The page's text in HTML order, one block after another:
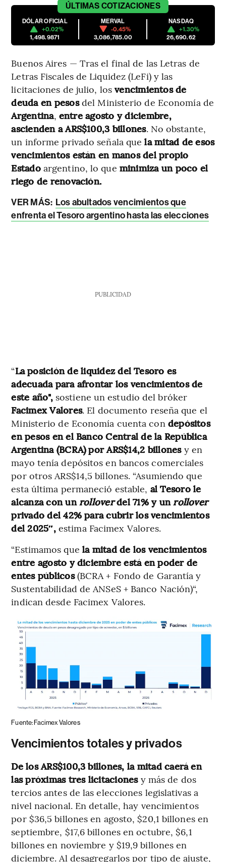
ÚLTIMAS COTIZACIONES
DÓLAR OFICIAL
+0.02%
1,498.9871
MERVAL
-0.45%
3,086,785.00
NASDAQ
+1.30%
26,690.62
Buenos Aires — Tras el final de las Letras de
Letras Fiscales de Liquidez (LeFi) y las
licitaciones de julio, losvencimientos de
deuda en pesosdel Ministerio de Economía de
Argentina, entre agosto y diciembre,
ascienden a ARS$100,3 billones. No obstante,
un informe privado señala quela mitad de esos
vencimientos están en manos del propio
Estadoargentino, lo que minimiza un poco el
riego de renovación.
VER MÁS: Los abultados vencimientos que
enfrenta el Tesoro argentino hasta las elecciones
PUBLICIDAD
“La posición de liquidez del Tesoro es
adecuada para afrontar los vencimientos de
este año", sostiene un estudio del bróker
Facimex Valores. El documento reseña que el
Ministerio de Economía cuenta con depósitos
en pesos en el Banco Central de la República
Argentina (BCRA) por ARS$14,2 billones y en
mayo tenía depósitos en bancos comerciales
por otros ARS$14,5 billones. “Asumiendo que
esta última permaneció estable, al Tesoro le
alcanza con un rolloverdel 71% y un rollover
privado del 42% para cubrir los vencimientos
del 2025″,estima Facimex Valores.
“Estimamos que la mitad de los vencimientos
entre agosto y diciembre está en poder de
entes públicos(BCRA + Fondo de Garantía y
Sustentabilidad de ANSeS + Banco Nación)“,
indican desde Facimex Valores.
Fuente: Facimex Valores
Vencimientos totales y privados
De los ARS$100,3 billones, la mitad caerá en
las próximas tres licitacionesy más de dos
tercios antes de las elecciones legislativas a
nivel nacional. En detalle, hay vencimientos
por $36,5 billones en agosto, $20,1 billones en
septiembre, $17,6 billones en octubre, $6,1
billones en noviembre y $19,9 billones en
diciembre. Al desagregarlos por tipo de ajuste,